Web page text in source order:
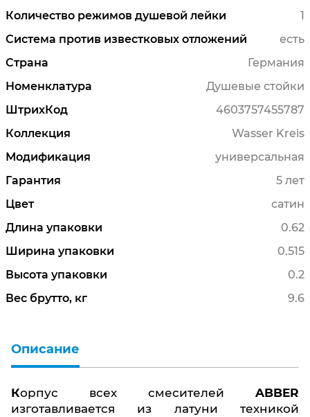
Количество режимов душевой лейки
1
Система против известковых отложений
есть
Страна
Германия
Номенклатура
Душевые стойки
ШтрихКод
4603757455787
Коллекция
Wasser Kreis
Модификация
универсальная
Гарантия
5 лет
Цвет
сатин
Длина упаковки
0.62
Ширина упаковки
0.515
Высота упаковки
0.2
Вес брутто, кг
9.6
Описание
Корпус всех смесителей ABBER
изготавливается из латуни техникой